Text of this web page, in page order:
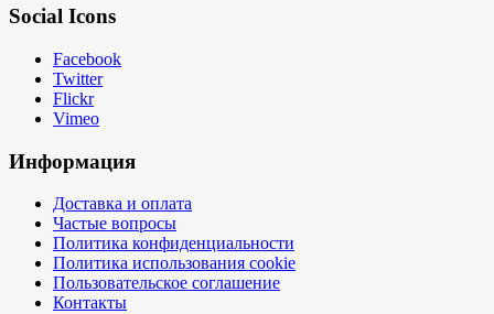
Social Icons
Facebook
Twitter
Flickr
Vimeo
Информация
Доставка и оплата
Частые вопросы
Политика конфиденциальности
Политика использования cookie
Пользовательское соглашение
Контакты